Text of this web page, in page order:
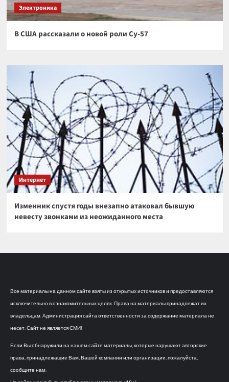
Электроника
В США рассказали о новой роли Су-57
Интернет
Изменник спустя годы внезапно атаковал бывшую
невесту звонками из неожиданного места
Все материалы на данном сайте взяты из открытых источников и предоставляются
исключительно в ознакомительных целях. Права на материалы принадлежат их
владельцам. Администрация сайта ответственности за содержание материала не
несет. Сайт не является СМИ!
Если Вы обнаружили на нашем сайте материалы, которые нарушают авторские
права, принадлежащие Вам, Вашей компании или организации, пожалуйста,
сообщите нам.